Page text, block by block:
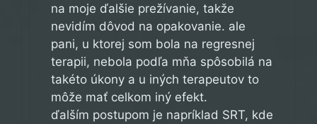
na moje ďalšie prežívanie, takže
nevidím dôvod na opakovanie. ale
pani, u ktorej som bola na regresnej
terapii, nebola podľa mňa spôsobilá na
takéto úkony a u iných terapeutov to
môže mať celkom iný efekt.
ďalším postupom je napríklad SRT, kde